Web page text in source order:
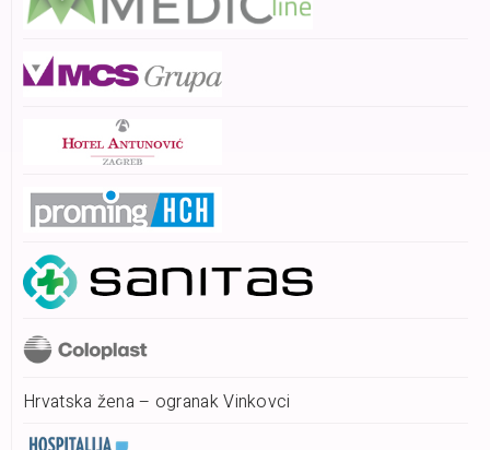
Hrvatska žena – ogranak Vinkovci